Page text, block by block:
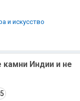
и искусство
Индии и не